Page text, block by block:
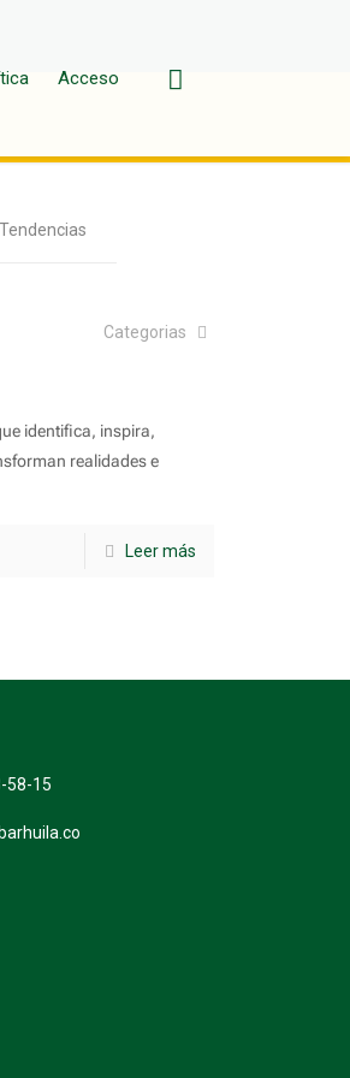
Acceso
Tendencias
Categorias
identifica, inspira,
realidades e
Leer más
58-15